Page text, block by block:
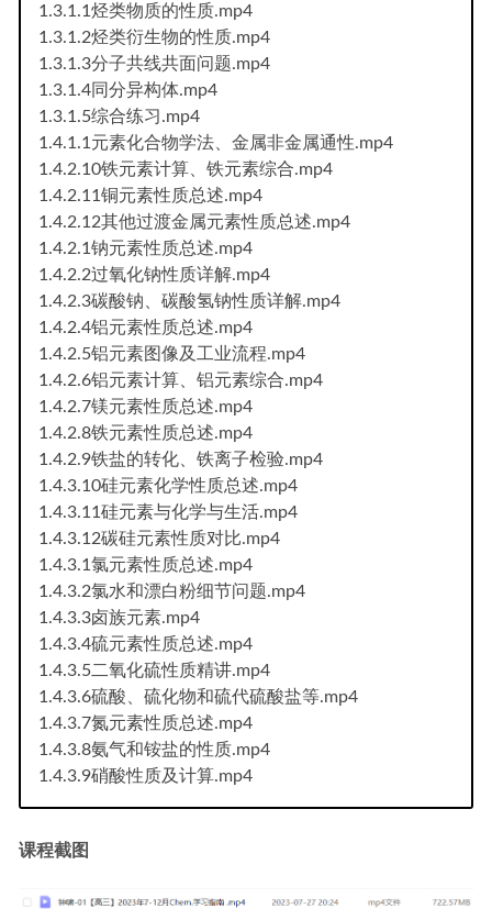
1.3.1.1烃类物质的性质.mp4
1.3.1.2烃类衍生物的性质.mp4
1.3.1.3分子共线共面问题.mp4
1.3.1.4同分异构体.mp4
1.3.1.5综合练习.mp4
1.4.1.1元素化合物学法、金属非金属通性.mp4
1.4.2.10铁元素计算、铁元素综合.mp4
1.4.2.11铜元素性质总述.mp4
1.4.2.12其他过渡金属元素性质总述.mp4
1.4.2.1钠元素性质总述.mp4
1.4.2.2过氧化钠性质详解.mp4
1.4.2.3碳酸钠、碳酸氢钠性质详解.mp4
1.4.2.4铝元素性质总述.mp4
1.4.2.5铝元素图像及工业流程.mp4
1.4.2.6铝元素计算、铝元素综合.mp4
1.4.2.7镁元素性质总述.mp4
1.4.2.8铁元素性质总述.mp4
1.4.2.9铁盐的转化、铁离子检验.mp4
1.4.3.10硅元素化学性质总述.mp4
1.4.3.11硅元素与化学与生活.mp4
1.4.3.12碳硅元素性质对比.mp4
1.4.3.1氯元素性质总述.mp4
1.4.3.2氯水和漂白粉细节问题.mp4
1.4.3.3卤族元素.mp4
1.4.3.4硫元素性质总述.mp4
1.4.3.5二氧化硫性质精讲.mp4
1.4.3.6硫酸、硫化物和硫代硫酸盐等.mp4
1.4.3.7氮元素性质总述.mp4
1.4.3.8氨气和铵盐的性质.mp4
1.4.3.9硝酸性质及计算.mp4
课程截图